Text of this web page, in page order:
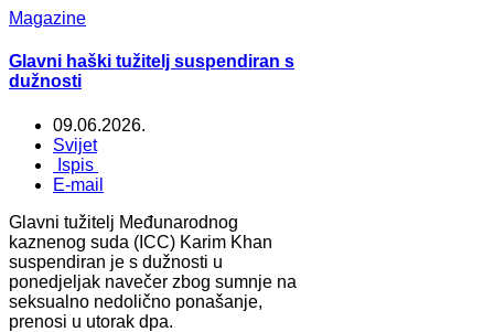
Magazine
Glavni haški tužitelj suspendiran s
dužnosti
09.06.2026.
Svijet
Ispis
E-mail
Glavni tužitelj Međunarodnog
kaznenog suda (ICC) Karim Khan
suspendiran je s dužnosti u
ponedjeljak navečer zbog sumnje na
seksualno nedolično ponašanje,
prenosi u utorak dpa.